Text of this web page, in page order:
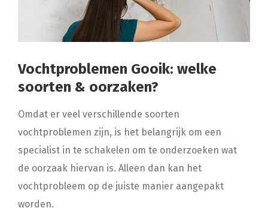
Vochtproblemen Gooik: welke
soorten & oorzaken?
Omdat er veel verschillende soorten
vochtproblemen zijn, is het belangrijk om een
specialist in te schakelen om te onderzoeken wat
de oorzaak hiervan is. Alleen dan kan het
vochtprobleem op de juiste manier aangepakt
worden.